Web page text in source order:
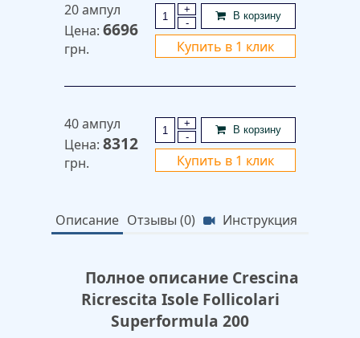
20 ампул
Цена: 6696
грн.
-
+
В корзину
Купить в 1 клик
40 ампул
Цена: 8312
грн.
-
+
В корзину
Купить в 1 клик
Описание Отзывы (0) Инструкция
Полное описание Crescina
Ricrescita Isole Follicolari
Superformula 200